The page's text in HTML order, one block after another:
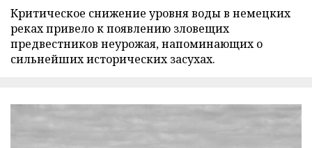
Критическое снижение уровня воды в немецких
реках привело к появлению зловещих
предвестников неурожая, напоминающих о
сильнейших исторических засухах.